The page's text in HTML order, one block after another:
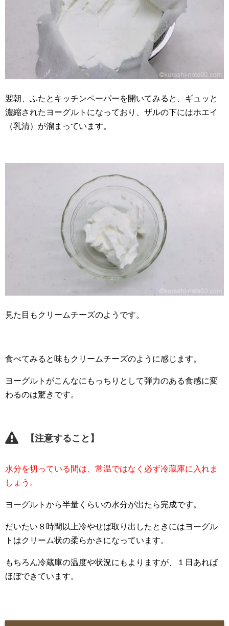
翌朝、ふたとキッチンペーパーを開いてみると、ギュッと
濃縮されたヨーグルトになっており、ザルの下にはホエイ
（乳清）が溜まっています。
見た目もクリームチーズのようです。
食べてみると味もクリームチーズのように感じます。
ヨーグルトがこんなにもっちりとして弾力のある食感に変
わるのは驚きです。
【注意すること】
水分を切っている間は、常温ではなく必ず冷蔵庫に入れま
しょう。
ヨーグルトから半量くらいの水分が出たら完成です。
だいたい８時間以上冷やせば取り出したときにはヨーグル
トはクリーム状の柔らかさになっています。
もちろん冷蔵庫の温度や状況にもよりますが、１日あれば
ほぼできています。